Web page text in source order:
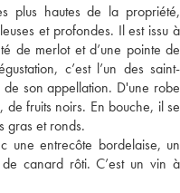
plus hautes de la propriété,
et profondes. Il est issu à
de merlot et d’une pointe de
c’est l’un des saint-
son appellation. D'une robe
fruits noirs. En bouche, il se
gras et ronds.
une entrecôte bordelaise, un
canard rôti. C’est un vin à